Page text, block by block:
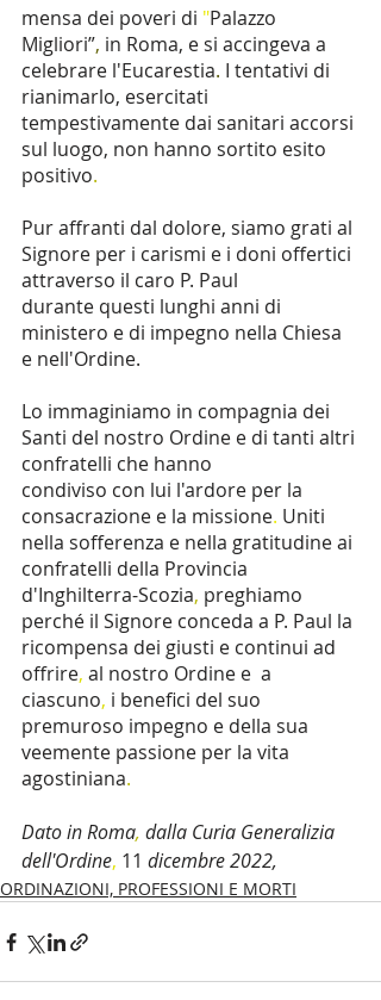
mensa dei poveri di "Palazzo
Migliori”, in Roma, e si accingeva a
celebrare l'Eucarestia. I tentativi di
rianimarlo, esercitati
tempestivamente dai sanitari accorsi
sul luogo, non hanno sortito esito
positivo.
Pur affranti dal dolore, siamo grati al
Signore per i carismi e i doni offertici
attraverso il caro P. Paul
durante questi lunghi anni di
ministero e di impegno nella Chiesa
e nell'Ordine.
Lo immaginiamo in compagnia dei
Santi del nostro Ordine e di tanti altri
confratelli che hanno
condiviso con lui l'ardore per la
consacrazione e la missione. Uniti
nella sofferenza e nella gratitudine ai
confratelli della Provincia
d'Inghilterra-Scozia, preghiamo
perché il Signore conceda a P. Paul la
ricompensa dei giusti e continui ad
offrire, al nostro Ordine e  a
ciascuno, i benefici del suo
premuroso impegno e della sua
veemente passione per la vita
agostiniana.
Dato in Roma, dalla Curia Generalizia
dell'Ordine, 11 dicembre 2022,
ORDINAZIONI, PROFESSIONI E MORTI